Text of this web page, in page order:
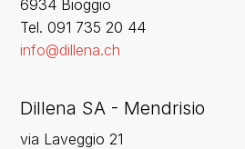
6934 Bioggio
Tel. 091 735 20 44
info@dillena.ch
Dillena SA - Mendrisio
via Laveggio 21